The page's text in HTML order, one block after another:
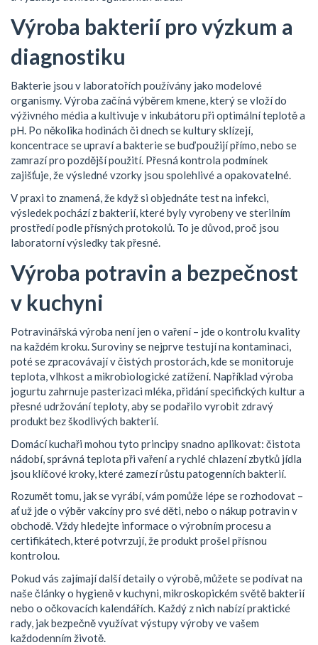
Výroba bakterií pro výzkum a
diagnostiku
Bakterie jsou v laboratořích používány jako modelové
organismy. Výroba začíná výběrem kmene, který se vloží do
výživného média a kultivuje v inkubátoru při optimální teplotě a
pH. Po několika hodinách či dnech se kultury sklízejí,
koncentrace se upraví a bakterie se buď použijí přímo, nebo se
zamrazí pro pozdější použití. Přesná kontrola podmínek
zajišťuje, že výsledné vzorky jsou spolehlivé a opakovatelné.
V praxi to znamená, že když si objednáte test na infekci,
výsledek pochází z bakterií, které byly vyrobeny ve sterilním
prostředí podle přísných protokolů. To je důvod, proč jsou
laboratorní výsledky tak přesné.
Výroba potravin a bezpečnost
v kuchyni
Potravinářská výroba není jen o vaření – jde o kontrolu kvality
na každém kroku. Suroviny se nejprve testují na kontaminaci,
poté se zpracovávají v čistých prostorách, kde se monitoruje
teplota, vlhkost a mikrobiologické zatížení. Například výroba
jogurtu zahrnuje pasterizaci mléka, přidání specifických kultur a
přesné udržování teploty, aby se podařilo vyrobit zdravý
produkt bez škodlivých bakterií.
Domácí kuchaři mohou tyto principy snadno aplikovat: čistota
nádobí, správná teplota při vaření a rychlé chlazení zbytků jídla
jsou klíčové kroky, které zamezí růstu patogenních bakterií.
Rozumět tomu, jak se vyrábí, vám pomůže lépe se rozhodovat –
ať už jde o výběr vakcíny pro své děti, nebo o nákup potravin v
obchodě. Vždy hledejte informace o výrobním procesu a
certifikátech, které potvrzují, že produkt prošel přísnou
kontrolou.
Pokud vás zajímají další detaily o výrobě, můžete se podívat na
naše články o hygieně v kuchyni, mikroskopickém světě bakterií
nebo o očkovacích kalendářích. Každý z nich nabízí praktické
rady, jak bezpečně využívat výstupy výroby ve vašem
každodenním životě.